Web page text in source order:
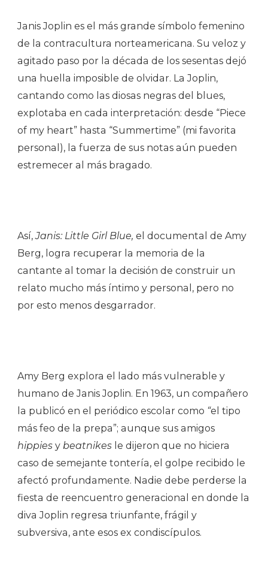
Janis Joplin es el más grande símbolo femenino
de la contracultura norteamericana. Su veloz y
agitado paso por la década de los sesentas dejó
una huella imposible de olvidar. La Joplin,
cantando como las diosas negras del blues,
explotaba en cada interpretación: desde “Piece
of my heart” hasta “Summertime” (mi favorita
personal), la fuerza de sus notas aún pueden
estremecer al más bragado.
Así,Janis: Little Girl Blue, el documental de Amy
Berg, logra recuperar la memoria de la
cantante al tomar la decisión de construir un
relato mucho más íntimo y personal, pero no
por esto menos desgarrador.
Amy Berg explora el lado más vulnerable y
humano de Janis Joplin. En 1963, un compañero
la publicó en el periódico escolar como “el tipo
más feo de la prepa”; aunque sus amigos
hippies y beatnikes le dijeron que no hiciera
caso de semejante tontería, el golpe recibido le
afectó profundamente. Nadie debe perderse la
fiesta de reencuentro generacional en donde la
diva Joplin regresa triunfante, frágil y
subversiva, ante esos ex condiscípulos.